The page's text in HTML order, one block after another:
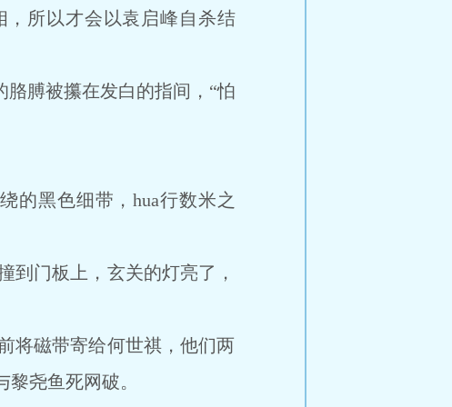
所以才会以袁启峰自杀结
膊被攥在发白的指间，“怕
黑色细带，hua行数米之
门板上，玄关的灯亮了，
磁带寄给何世祺，他们两
尧鱼死网破。